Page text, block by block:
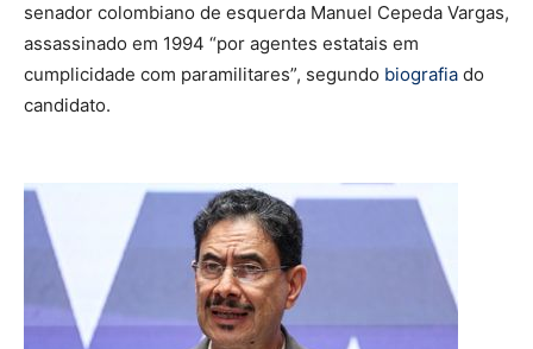
senador colombiano de esquerda Manuel Cepeda Vargas,
assassinado em 1994 “por agentes estatais em
cumplicidade com paramilitares”, segundo biografia do
candidato.